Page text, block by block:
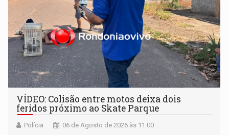
VÍDEO: Colisão entre motos deixa dois
feridos próximo ao Skate Parque
Polícia 06 de Agosto de 2026 às 11:00